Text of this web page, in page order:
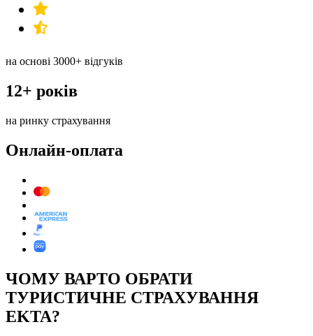
на основі 3000+ відгуків
12+ років
на ринку страхування
Онлайн-оплата
ЧОМУ ВАРТО ОБРАТИ
ТУРИСТИЧНЕ СТРАХУВАННЯ
EKTA?